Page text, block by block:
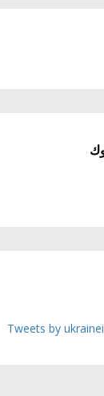
Tweets by